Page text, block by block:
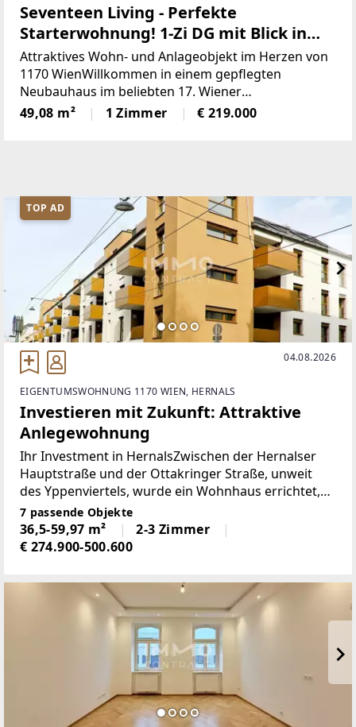
Seventeen Living - Perfekte
Starterwohnung! 1-Zi DG mit Blick in
den Innenhof!
Attraktives Wohn- und Anlageobjekt im Herzen von
1170 WienWillkommen in einem gepflegten
Neubauhaus im beliebten 17. Wiener
Gemeindebezirk! Die im Jahr 1997 errichtete
Wohnanlage umfasst insgesamt 44 Wohneinheiten
49,08 m² 1 Zimmer € 219.000
TOP AD
04.08.2026
EIGENTUMSWOHNUNG 1170 WIEN, HERNALS
Investieren mit Zukunft: Attraktive
Anlegewohnung
Ihr Investment in HernalsZwischen der Hernalser
Hauptstraße und der Ottakringer Straße, unweit
des Yppenviertels, wurde ein Wohnhaus errichtet,
bei dem nur noch 9 von insgesamt 41 Wohnungen
verfügbar sind. Die hochwertig ausgestatteten
Wohnungen
7 passende Objekte
36,5-59,97 m²
2-3 Zimmer
€ 274.900-500.600